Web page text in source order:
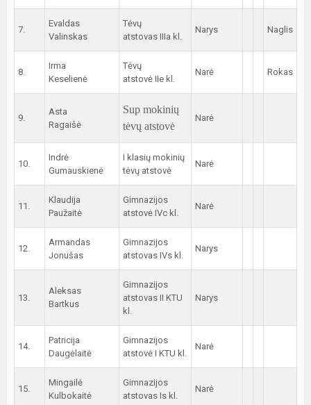
7.
Evaldas
Valinskas
Tėvų
atstovas IIIa kl.
Narys Naglis
8.
Irma
Keselienė
Tėvų
atstovė IIe kl.
Narė Rokas
9.
Asta
Ragaišė
Sup mokinių
tėvų atstovė
Narė
10.
Indrė
Gumauskienė
I klasių mokinių
tėvų atstovė
Narė
11.
Klaudija
Paužaitė
Gimnazijos
atstovė IVc kl.
Narė
12.
Armandas
Jonušas
Gimnazijos
atstovas IVs kl.
Narys
13.
Aleksas
Bartkus
Gimnazijos
atstovas II KTU
kl.
Narys
14.
Patricija
Daugėlaitė
Gimnazijos
atstovė I KTU kl.
Narė
15.
Mingailė
Kulbokaitė
Gimnazijos
atstovas Is kl.
Narė